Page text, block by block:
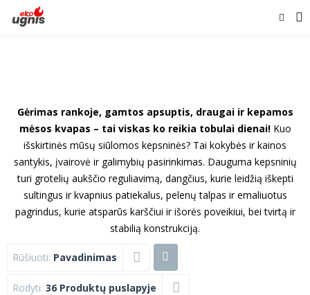
Gėrimas rankoje, gamtos apsuptis, draugai ir kepamos
mėsos kvapas – tai viskas ko reikia tobulai dienai!Kuo
išskirtinės mūsų siūlomos kepsninės? Tai kokybės ir kainos
santykis, įvairovė ir galimybių pasirinkimas. Dauguma kepsninių
turi grotelių aukščio reguliavimą, dangčius, kurie leidžią iškepti
sultingus ir kvapnius patiekalus, pelenų talpas ir emaliuotus
pagrindus, kurie atsparūs karščiui ir išorės poveikiui, bei tvirtą ir
stabilią konstrukciją.
Rūšiuoti: Pavadinimas
Rodyti: 36 Produktų puslapyje